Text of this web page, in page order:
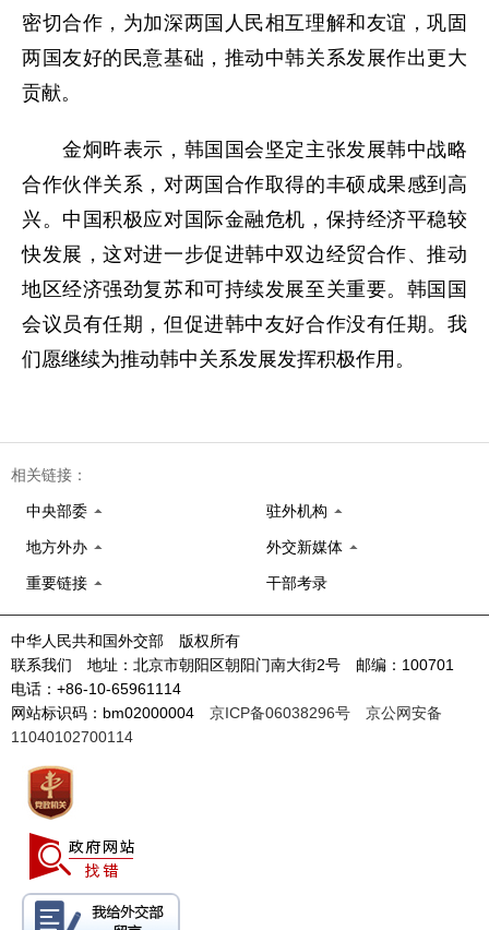
密切合作，为加深两国人民相互理解和友谊，巩固
两国友好的民意基础，推动中韩关系发展作出更大
贡献。
金炯旿表示，韩国国会坚定主张发展韩中战略
合作伙伴关系，对两国合作取得的丰硕成果感到高
兴。中国积极应对国际金融危机，保持经济平稳较
快发展，这对进一步促进韩中双边经贸合作、推动
地区经济强劲复苏和可持续发展至关重要。韩国国
会议员有任期，但促进韩中友好合作没有任期。我
们愿继续为推动韩中关系发展发挥积极作用。
相关链接：
中央部委 驻外机构
地方外办 外交新媒体
重要链接 干部考录
中华人民共和国外交部 版权所有
联系我们 地址：北京市朝阳区朝阳门南大街2号 邮编：100701
电话：+86-10-65961114
网站标识码：bm02000004 京ICP备06038296号
京公网安备
11040102700114